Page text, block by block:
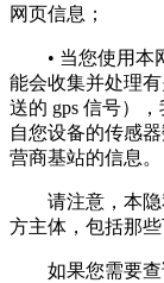
网页信息；
• 当您使用本网
能会收集并处理
送的 gps 信号）
自您设备的传感
营商基站的信息。
请注意，本隐
方主体，包括那
如果您需要查